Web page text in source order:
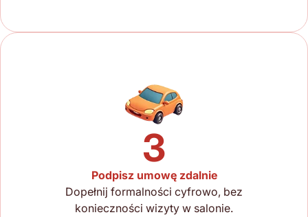
3
Podpisz umowę zdalnie
Dopełnij formalności cyfrowo, bez
konieczności wizyty w salonie.